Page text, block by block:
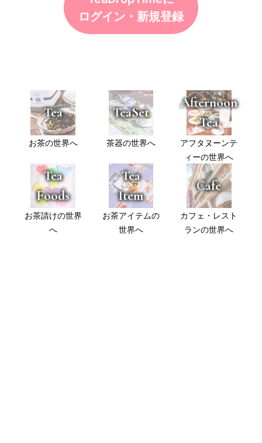
ログイン・新規登録
Tea
お茶の世界へ
TeaSet
茶器の世界へ
Afternoon
Tea
アフタヌーンテ
ィーの世界へ
Tea
Foods
お茶請けの世界
へ
Tea
Item
お茶アイテムの
世界へ
Cafe
カフェ・レスト
ランの世界へ